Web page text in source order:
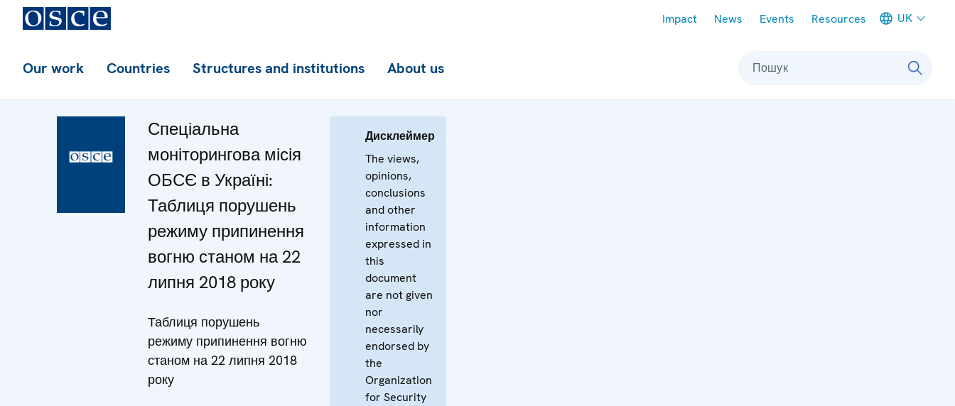
Impact News Events Resources UK
Our work Countries Structures and institutions About us Пошук
Спеціальна
моніторингова місія
ОБСЄ в Україні:
Таблиця порушень
режиму припинення
вогню станом на 22
липня 2018 року
Таблиця порушень
режиму припинення вогню
станом на 22 липня 2018
року
Дисклеймер
The views,
opinions,
conclusions
and other
information
expressed in
this
document
are not given
nor
necessarily
endorsed by
the
Organization
for Security